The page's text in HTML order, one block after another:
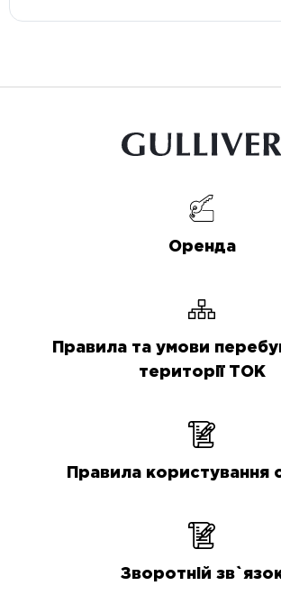
Оренда
Правила та умови
території ТОК
Правила користування
Зворотній